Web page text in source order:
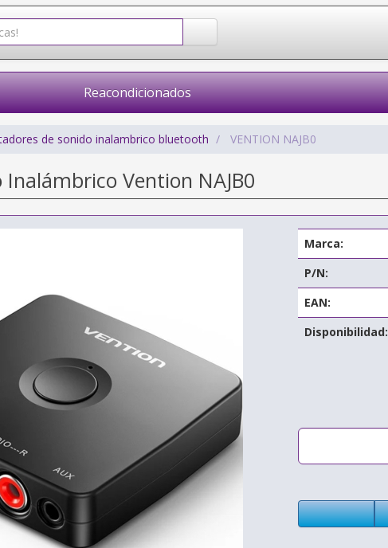
Reacondicionados
de sonido inalambrico bluetooth VENTION NAJB0
Vention NAJB0
Marca:
P/N:
EAN:
Disponibilidad: